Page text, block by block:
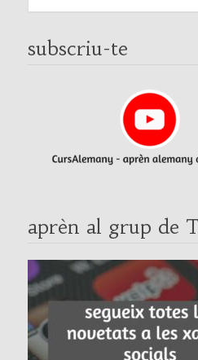
subscriu-te
aprèn al grup de